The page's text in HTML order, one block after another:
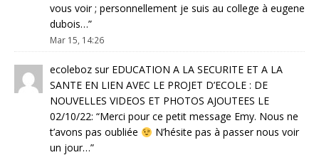
vous voir ; personnellement je suis au college à eugene
dubois…”
Mar 15, 14:26
ecoleboz sur EDUCATION A LA SECURITE ET A LA
SANTE EN LIEN AVEC LE PROJET D’ECOLE : DE
NOUVELLES VIDEOS ET PHOTOS AJOUTEES LE
02/10/22: “Merci pour ce petit message Emy. Nous ne
t’avons pas oubliée
N’hésite pas à passer nous voir
un jour…”